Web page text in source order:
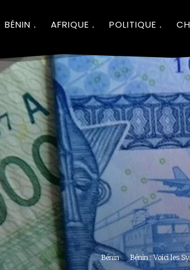
BÉNIN AFRIQUE POLITIQUE
Bénin Bénin : Voici les